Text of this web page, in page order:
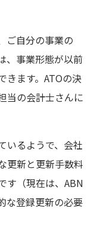
ご自分の事業の
、事業形態が以前
きます。ATOの決
当の会計士さんに
いるようで、会社
更新と更新手数料
す（現在は、ABN
な登録更新の必要